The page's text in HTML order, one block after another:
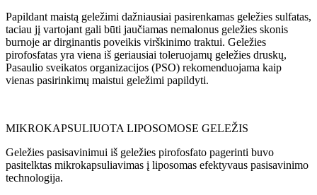
Papildant maistą geležimi dažniausiai pasirenkamas geležies sulfatas,
taciau jį vartojant gali būti jaučiamas nemalonus geležies skonis
burnoje ar dirginantis poveikis virškinimo traktui. Geležies
pirofosfatas yra viena iš geriausiai toleruojamų geležies druskų,
Pasaulio sveikatos organizacijos (PSO) rekomenduojama kaip
vienas pasirinkimų maistui geležimi papildyti.
MIKROKAPSULIUOTA LIPOSOMOSE GELEŽIS
Geležies pasisavinimui iš geležies pirofosfato pagerinti buvo
pasitelktas mikrokapsuliavimas į liposomas efektyvaus pasisavinimo
technologija.